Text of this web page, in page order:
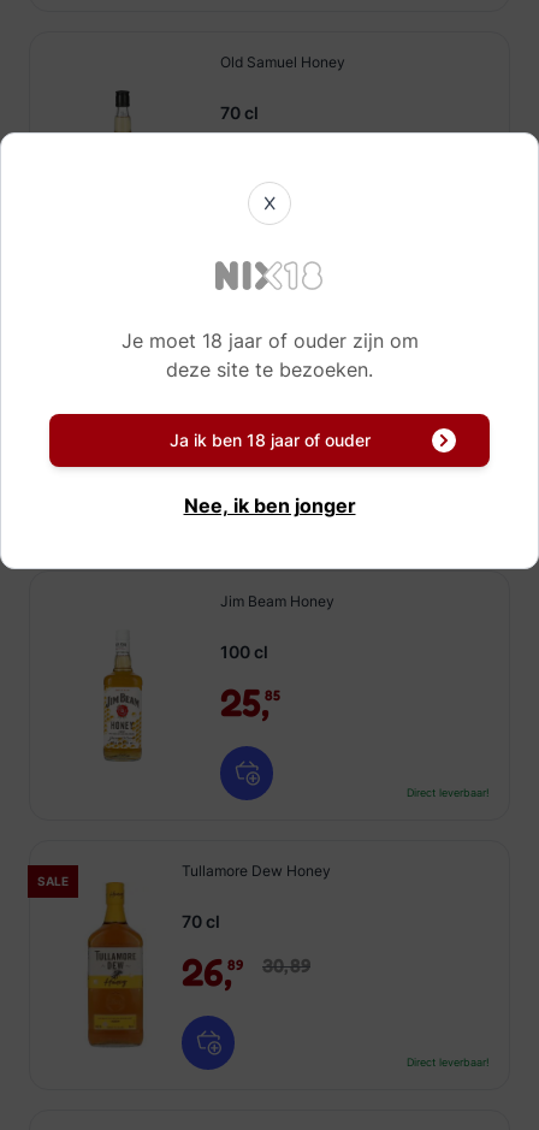
Old Samuel Honey
70 cl
Pogues Honey Liqueur
70 cl
24,
Jim Beam Honey
100 cl
25,85
Direct leverbaar!
SALE
Tullamore Dew Honey
70 cl
26,89 30,89
Direct leverbaar!
X
Je moet 18 jaar of ouder zijn om
deze site te bezoeken.
Ja ik ben 18 jaar of ouder
Nee, ik ben jonger